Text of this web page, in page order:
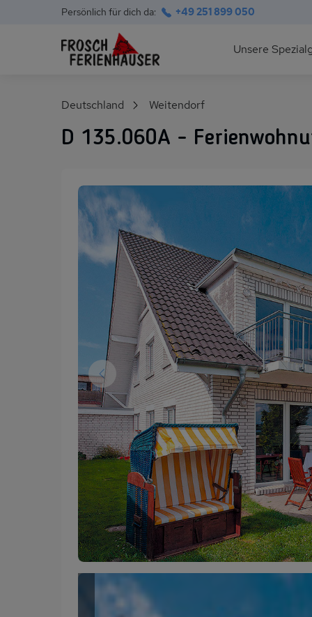
Persönlich für dich da: +49 251 899 050
Suchfeld
Hauptnavigation
Unsere
Polnische Ostsee
Alpen im Sommer
Skihütten &
Gruppenhäuser
Deutschland Weitendorf
D 135.060A -